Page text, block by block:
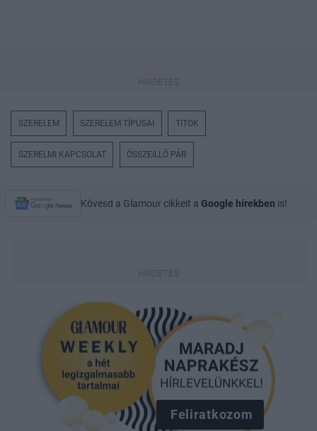
SZERELEM SZERELEM TÍPUSAI TITOK
SZERELMI KAPCSOLAT ÖSSZEILLŐ PÁR
Kövesd a Glamour cikkeit a Google hírekben is!
Feliratkozom